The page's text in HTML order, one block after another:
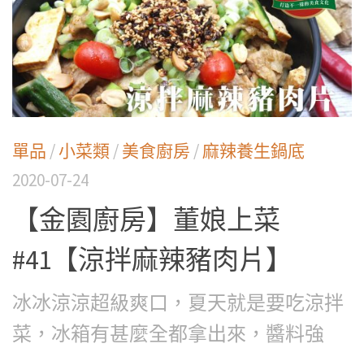
單品 /小菜類 /美食廚房 /麻辣養生鍋底
2020-07-24
【金園廚房】董娘上菜
#41【涼拌麻辣豬肉片】
冰冰涼涼超級爽口，夏天就是要吃涼拌
菜，冰箱有甚麼全都拿出來，醬料強